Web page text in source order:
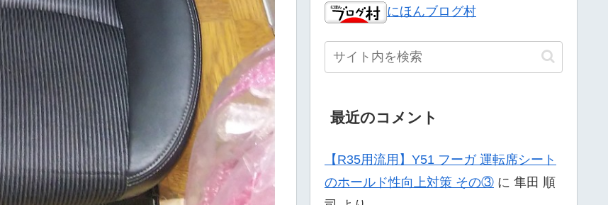
にほんブログ村
最近のコメント
【R35用流用】Y51 フーガ 運転席シート
のホールド性向上対策 その③ に 隼田 順